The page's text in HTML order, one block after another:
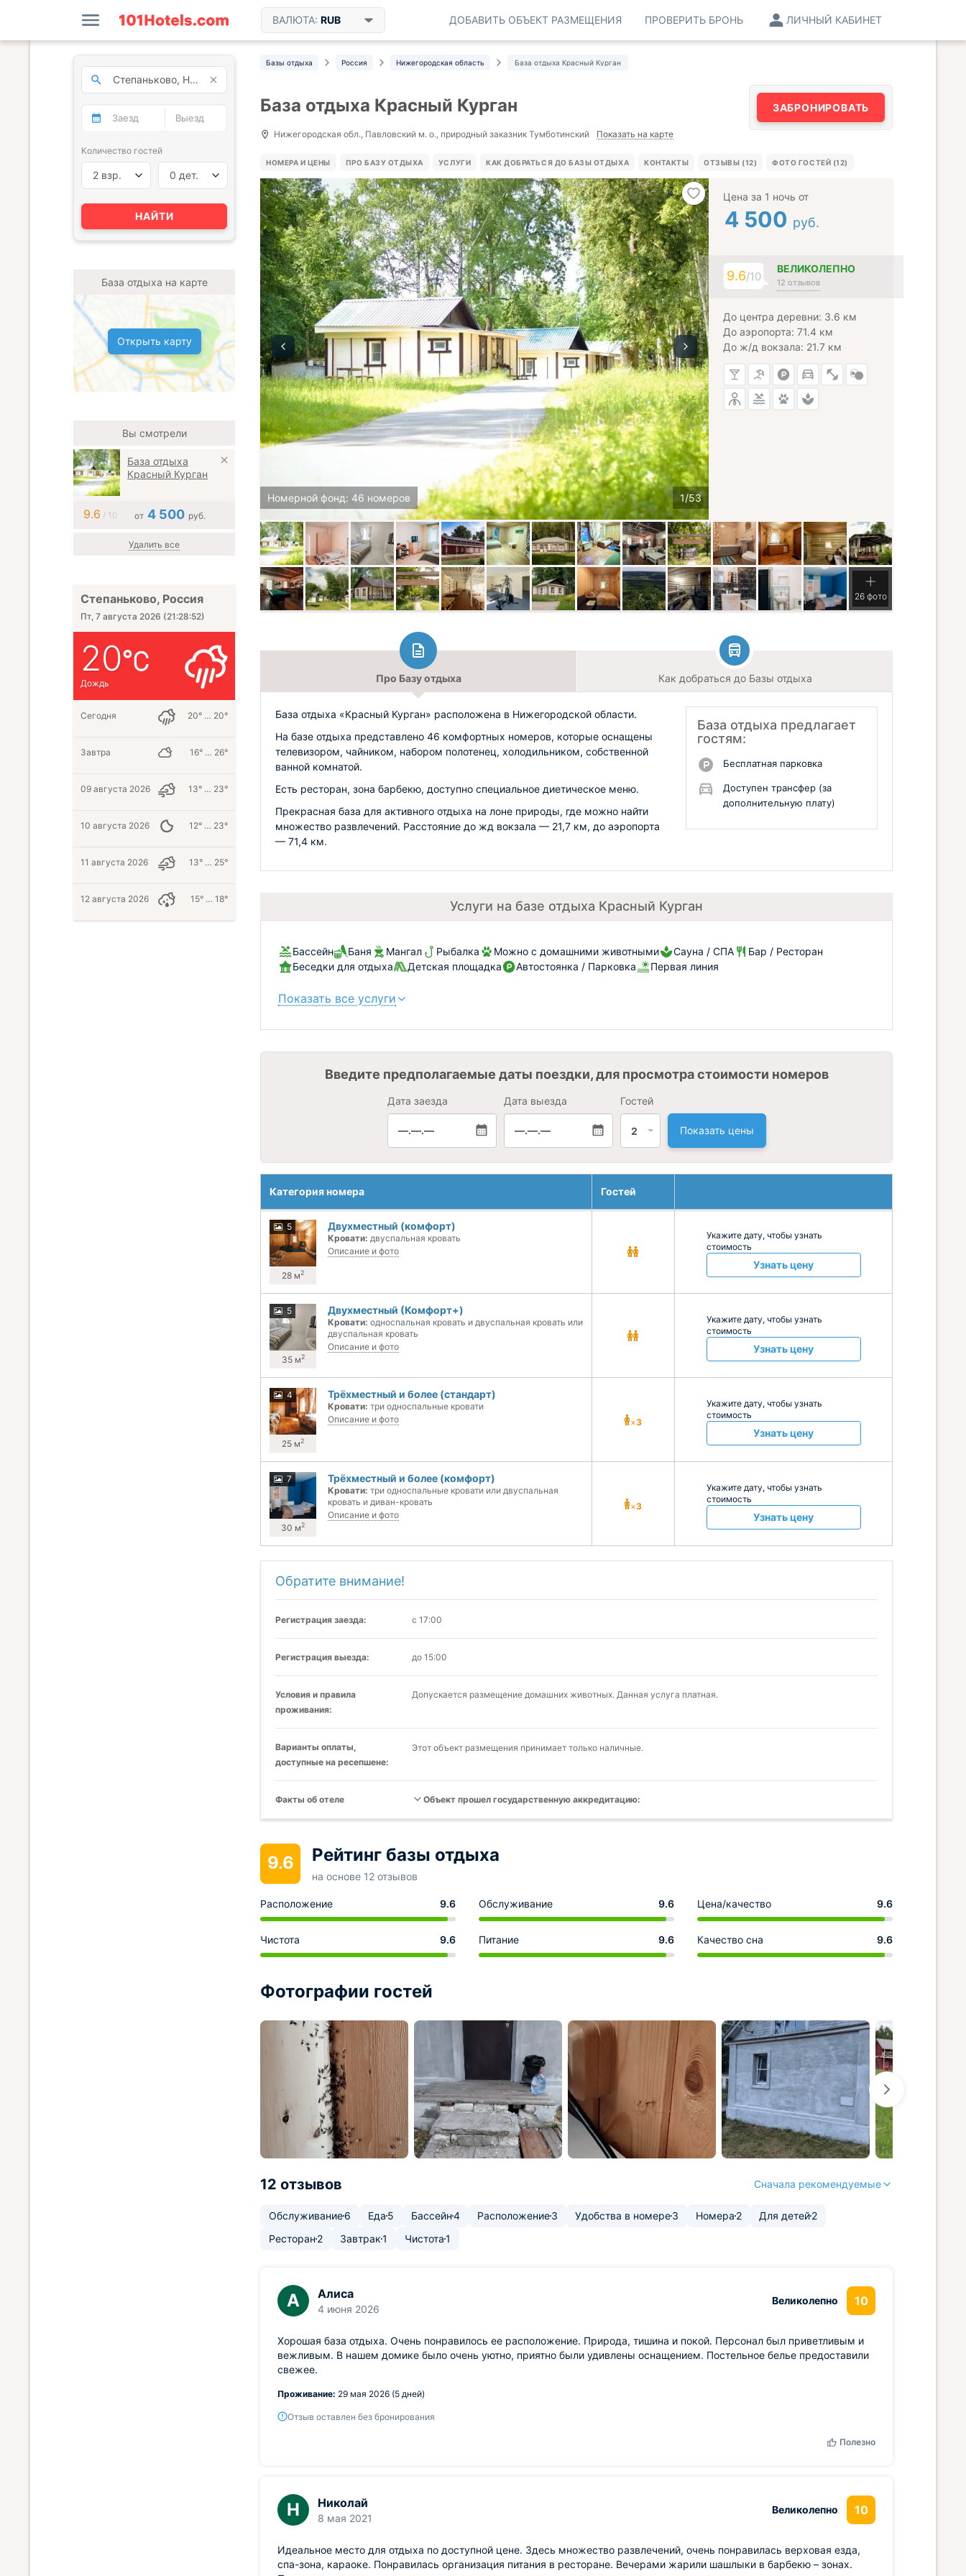
ВАЛЮТА: RUB ЛИЧНЫЙ КАБИНЕТ
ПРОВЕРИТЬ БРОНЬ
ДОБАВИТЬ ОБЪЕКТ РАЗМЕЩЕНИЯ
Базы отдыха Россия Нижегородская область База отдыха Красный Курган
База отдыха Красный Курган
Нижегородская обл., Павловский м. о., природный заказник Тумботинский Показать на карте
ЗАБРОНИРОВАТЬ
НОМЕРА И ЦЕНЫ ПРО БАЗУ ОТДЫХА УСЛУГИ КАК ДОБРАТЬСЯ ДО БАЗЫ ОТДЫХА КОНТАКТЫ ОТЗЫВЫ (12) ФОТО ГОСТЕЙ (12)
Номерной фонд: 46 номеров
Цена за 1 ночь от
4 500 руб.
9.6/10
ВЕЛИКОЛЕПНО
12 отзывов
До центра деревни: 3.6 км
До аэропорта: 71.4 км
До ж/д вокзала: 21.7 км
26 фото
Про Базу отдыха Как добраться до Базы отдыха
База отдыха предлагает
гостям:
Бесплатная парковка
Доступен трансфер (за
дополнительную плату)
База отдыха «Красный Курган» расположена в Нижегородской области.
На базе отдыха представлено 46 комфортных номеров, которые оснащены
телевизором, чайником, набором полотенец, холодильником, собственной
ванной комнатой.
Есть ресторан, зона барбекю, доступно специальное диетическое меню.
Прекрасная база для активного отдыха на лоне природы, где можно найти
множество развлечений. Расстояние до жд вокзала — 21,7 км, до аэропорта
— 71,4 км.
Услуги на базе отдыха Красный Курган
Бассейн Баня Мангал Рыбалка Можно с домашними животными Сауна / СПА
Бар / Ресторан
Беседки для отдыха
Детская площадка Автостоянка / Парковка Первая линия
Показать все услуги
Введите предполагаемые даты поездки, для просмотра стоимости номеров
Дата заезда
—.—.—
Дата выезда
—.—.—
Гостей
2 Показать цены
Категория номера Гостей
5
28 м2
Двухместный (комфорт)
Кровати: двуспальная кровать
Описание и фото
Укажите дату, чтобы узнать
стоимость
Узнать цену
5
35 м2
Двухместный (Комфорт+)
Кровати: односпальная кровать и двуспальная кровать или
двуспальная кровать
Описание и фото
Укажите дату, чтобы узнать
стоимость
Узнать цену
4
25 м2
Трёхместный и более (стандарт)
Кровати: три односпальные кровати
Описание и фото
×3
Укажите дату, чтобы узнать
стоимость
Узнать цену
7
30 м2
Трёхместный и более (комфорт)
Кровати: три односпальные кровати или двуспальная
кровать и диван-кровать
Описание и фото
×3
Укажите дату, чтобы узнать
стоимость
Узнать цену
Обратите внимание!
Регистрация заезда: с 17:00
Регистрация выезда: до 15:00
Условия и правила
проживания:
Допускается размещение домашних животных. Данная услуга платная.
Варианты оплаты,
доступные на ресепшене:
Этот объект размещения принимает только наличные.
Факты об отеле Объект прошел государственную аккредитацию:
9.6 Рейтинг базы отдыха
на основе 12 отзывов
Расположение 9.6 Обслуживание 9.6 Цена/качество 9.6
Чистота 9.6 Питание 9.6 Качество сна 9.6
Фотографии гостей
12 отзывов Сначала рекомендуемые
Обслуживание6 Еда 5 Бассейн4 Расположение3 Удобства в номере3 Номера 2 Для детей2
Ресторан 2 Завтрак1 Чистота1
А Алиса
4 июня 2026
Великолепно 10
Хорошая база отдыха. Очень понравилось ее расположение. Природа, тишина и покой. Персонал был приветливым и
вежливым. В нашем домике было очень уютно, приятно были удивлены оснащением. Постельное белье предоставили
свежее.
Проживание: 29 мая 2026 (5 дней)
Отзыв оставлен без бронирования
Полезно
Н Николай
8 мая 2021
Великолепно 10
Идеальное место для отдыха по доступной цене. Здесь множество развлечений, очень понравилась верховая езда,
спа-зона, караоке. Понравилась организация питания в ресторане. Вечерами жарили шашлыки в барбекю – зонах.
Количество гостей
2 взр. 0 дет.
НАЙТИ
База отдыха на карте
Открыть карту
Вы смотрели
База отдыха
Красный Курган
9.6 / 10 от 4 500 руб.
Удалить все
Степаньково, Россия
Пт, 7 августа 2026 (21:28:53)
20
Дождь
Сегодня 20° … 20°
Завтра 16° … 26°
09 августа 2026 13° … 23°
10 августа 2026 12° … 23°
11 августа 2026 13° … 25°
12 августа 2026 15° … 18°